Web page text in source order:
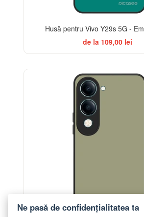
Husă pentru Vivo Y29s 5G -
de la 109,00 lei
Ne pasă de confidențialitatea ta